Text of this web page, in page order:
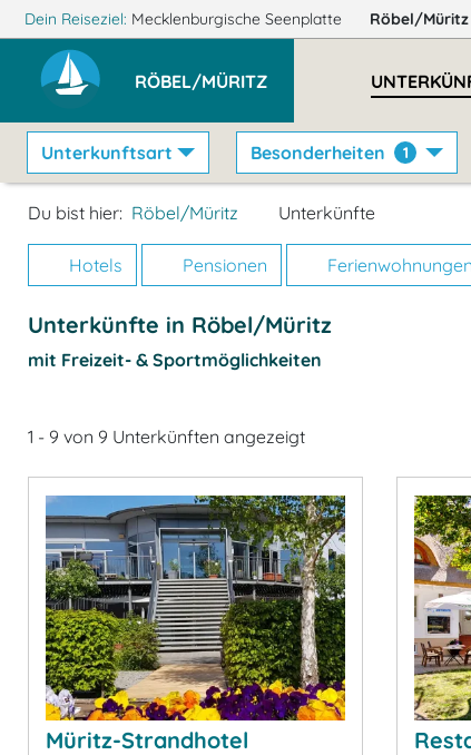
Dein Reiseziel: Mecklenburgische Seenplatte Röbel/Müritz
RÖBEL/MÜRITZ
Unterkunftsart Besonderheiten 1
Du bist hier: Röbel/Müritz Unterkünfte
Hotels Pensionen Ferienwohnungen
Unterkünfte in Röbel/Müritz
mit Freizeit- & Sportmöglichkeiten
1 - 9 von 9 Unterkünften angezeigt
Müritz-Strandhotel